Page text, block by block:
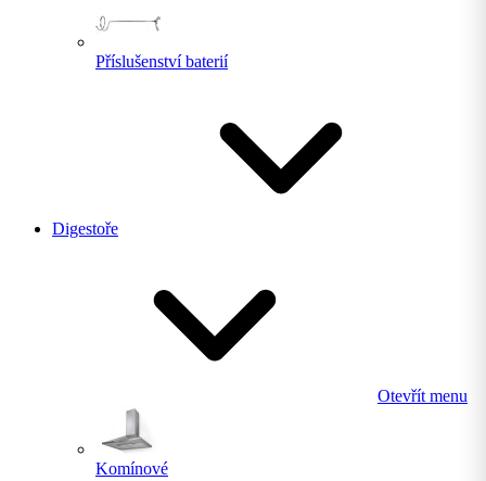
Příslušenství baterií
Digestoře
Otevřít menu
Komínové